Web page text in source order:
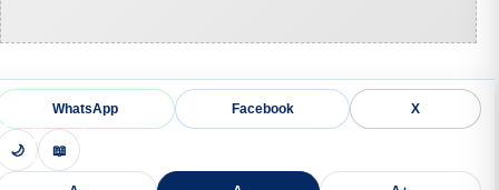
WhatsApp Facebook X
🌙 📖